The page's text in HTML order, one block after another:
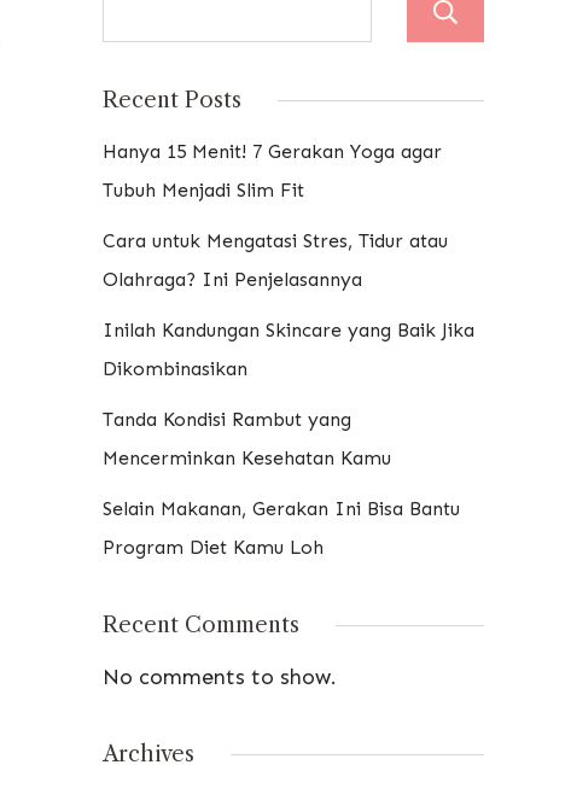
Recent Posts
Hanya 15 Menit! 7 Gerakan Yoga agar
Tubuh Menjadi Slim Fit
Cara untuk Mengatasi Stres, Tidur atau
Olahraga? Ini Penjelasannya
Inilah Kandungan Skincare yang Baik Jika
Dikombinasikan
Tanda Kondisi Rambut yang
Mencerminkan Kesehatan Kamu
Selain Makanan, Gerakan Ini Bisa Bantu
Program Diet Kamu Loh
Recent Comments
No comments to show.
Archives